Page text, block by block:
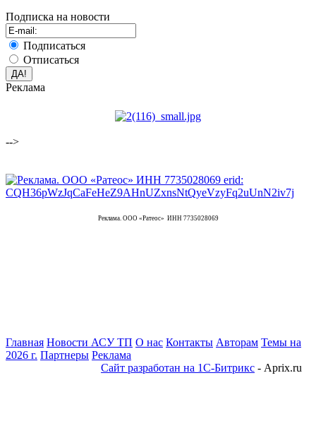
Подписка на новости
Подписаться
Отписаться
Реклама
-->
Реклама. ООО «Ратеос» ИНН 7735028069
Главная Новости АСУ ТП О нас Контакты Авторам Темы на
2026 г. Партнеры Реклама
Сайт разработан на 1С-Битрикс - Aprix.ru